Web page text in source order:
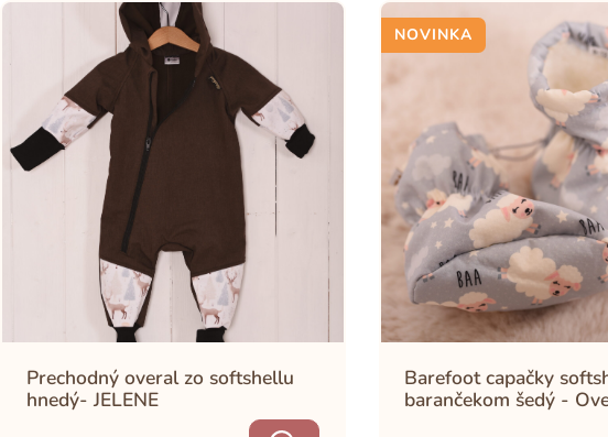
Prechodný overal zo softshellu
hnedý- JELENE
NOVINKA
Barefoot capačky
barančekom šedý -